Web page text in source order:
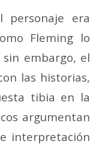
personaje era
Fleming lo
sin embargo, el
las historias,
tibia en la
argumentan
interpretación